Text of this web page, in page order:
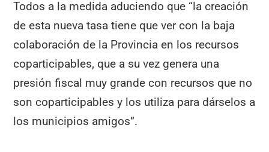
Todos a la medida aduciendo que “la creación
de esta nueva tasa tiene que ver con la baja
colaboración de la Provincia en los recursos
coparticipables, que a su vez genera una
presión fiscal muy grande con recursos que no
son coparticipables y los utiliza para dárselos a
los municipios amigos”.